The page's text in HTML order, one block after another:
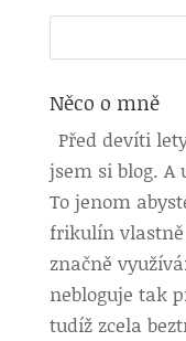
Něco o mně
Před devíti
jsem si blog. A
To jenom
frikulín vlastně
značně
nebloguje tak
tudíž zcela